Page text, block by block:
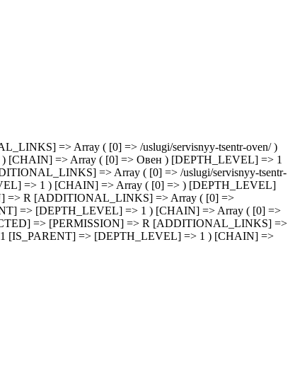
=> Array ( [0] => /uslugi/servisnyy-tsentr-oven/ )
=> Array ( [0] => Овен ) [DEPTH_LEVEL] => 1
=> Array ( [0] => /uslugi/servisnyy-tsentr-
=> 1 ) [CHAIN] => Array ( [0] => ) [DEPTH_LEVEL]
=> R [ADDITIONAL_LINKS] => Array ( [0] =>
=> [DEPTH_LEVEL] => 1 ) [CHAIN] => Array ( [0] =>
=> [PERMISSION] => R [ADDITIONAL_LINKS] =>
[IS_PARENT] => [DEPTH_LEVEL] => 1 ) [CHAIN] =>